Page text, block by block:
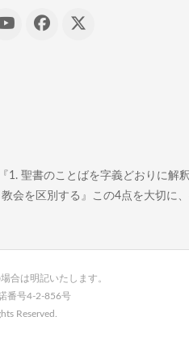
1. 聖書のことばを字義どおりに解
会を区別する』この4点を大切に
合は明記いたします。
番号4-2-856号
Reserved.